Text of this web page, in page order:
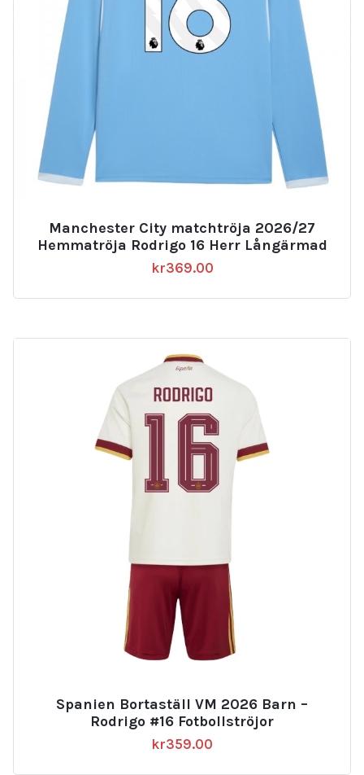
Manchester City matchtröja 2026/27
Hemmatröja Rodrigo 16 Herr Långärmad
kr369.00
Spanien Bortaställ VM 2026 Barn –
Rodrigo #16 Fotbollströjor
kr359.00